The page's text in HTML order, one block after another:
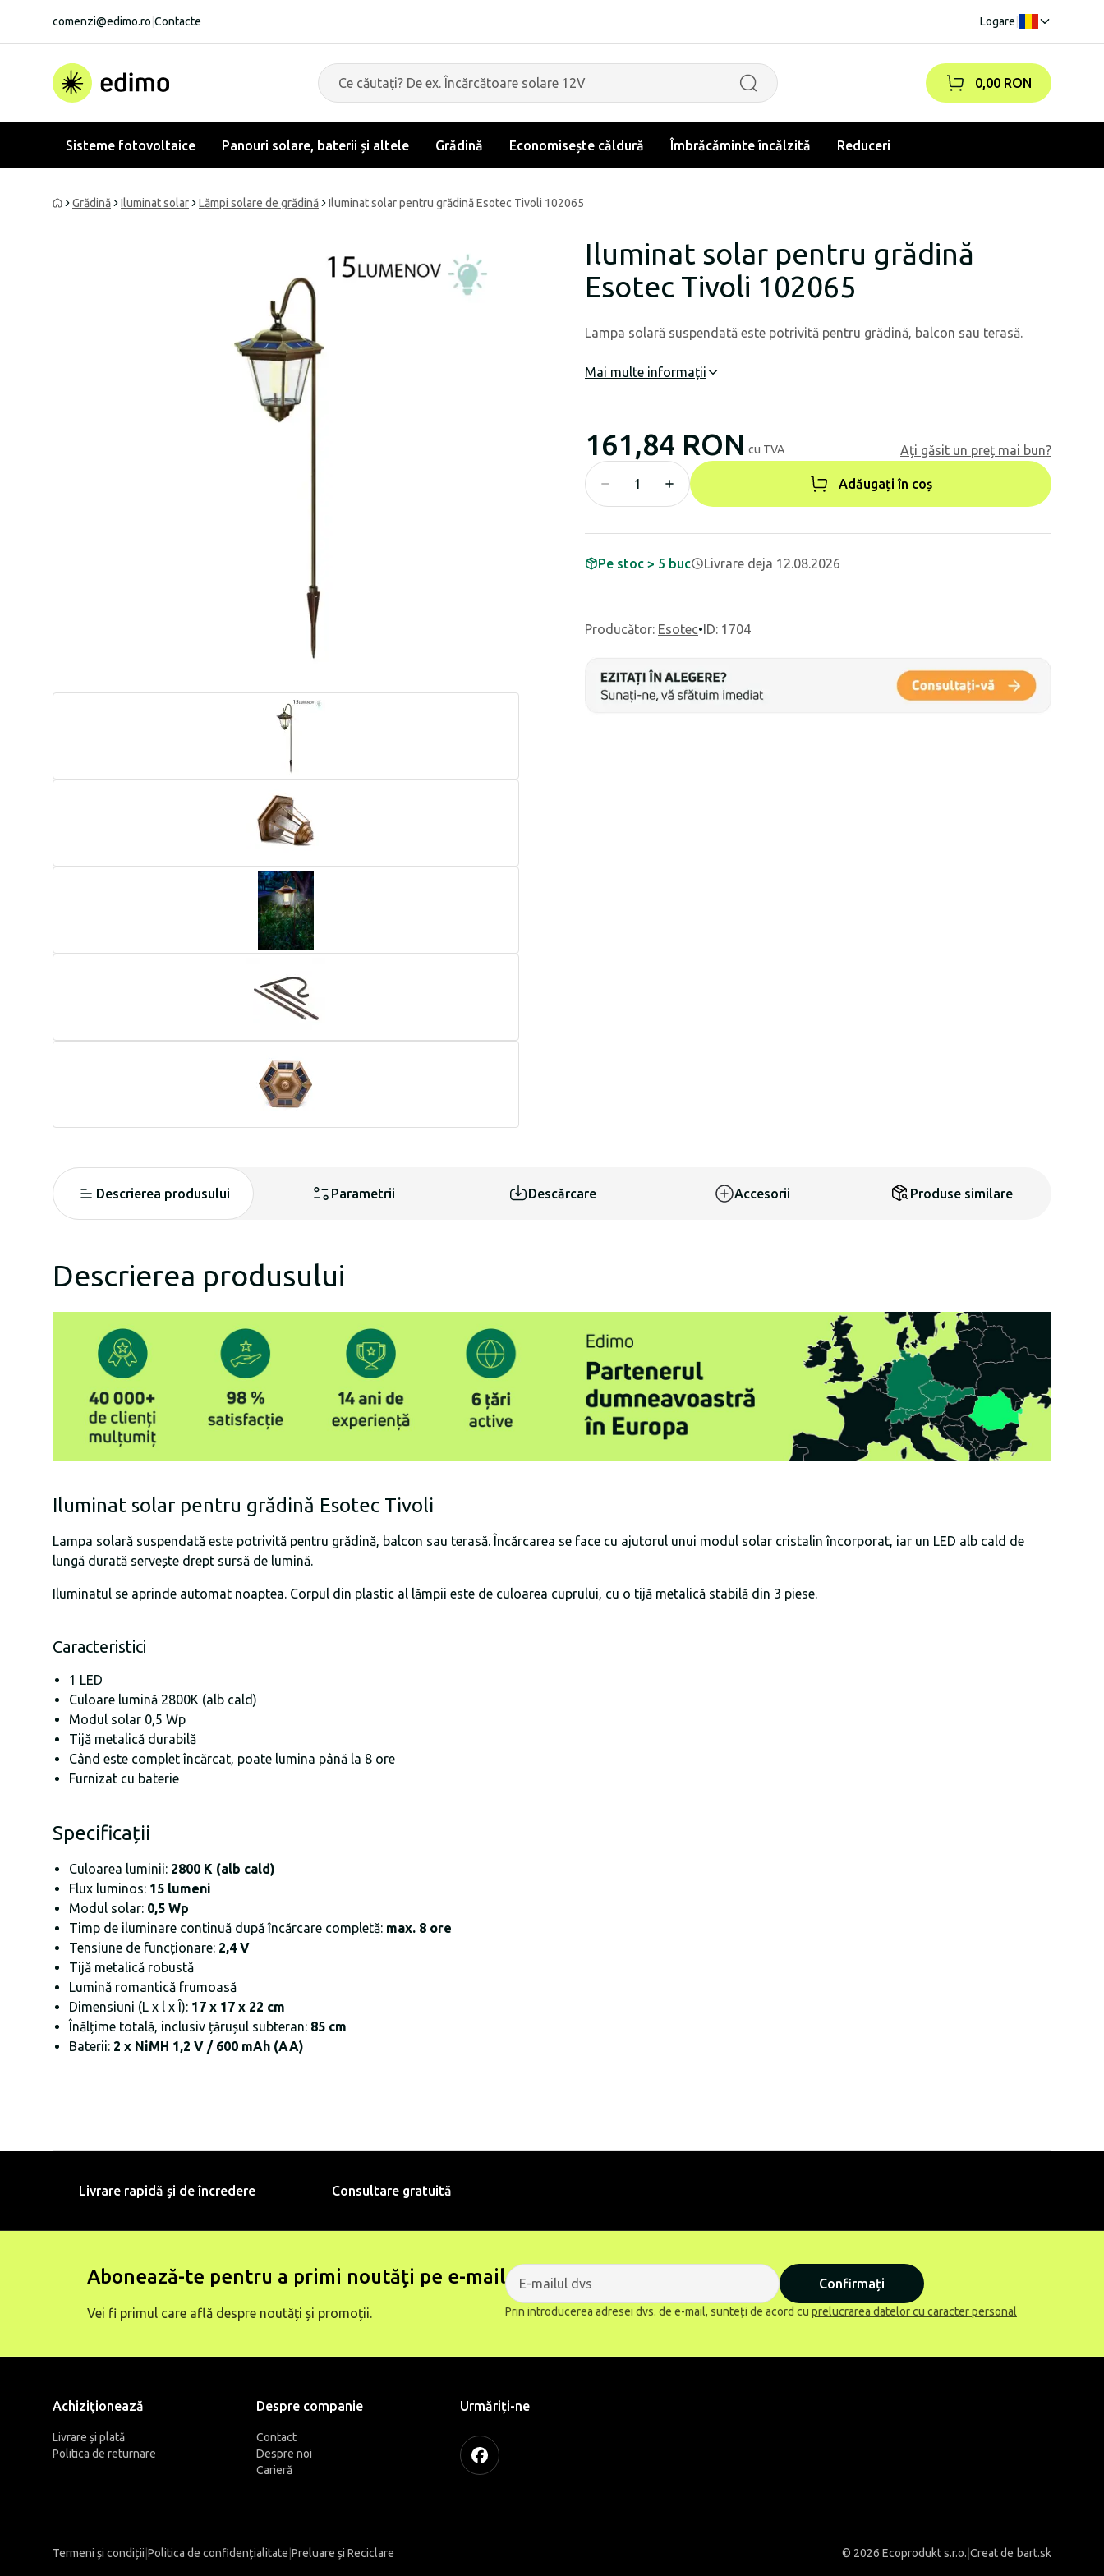
comenzi@edimo.ro Contacte Logare
0,00 RON
Sisteme fotovoltaice Panouri solare, baterii și altele Grădină Economisește căldură Îmbrăcăminte încălzită Reduceri
Grădină Iluminat solar Lămpi solare de grădină Iluminat solar pentru grădină Esotec Tivoli 102065
Iluminat solar pentru grădină
Esotec Tivoli 102065
Lampa solară suspendată este potrivită pentru grădină, balcon sau terasă.
Mai multe informații
161,84 RON cu TVA Ați găsit un preț mai bun?
Adăugați în coș
Pe stoc > 5 buc Livrare deja 12.08.2026
Producător: Esotec•ID: 1704
Descrierea produsului Parametrii Descărcare Accesorii Produse similare
Descrierea produsului
Iluminat solar pentru grădină Esotec Tivoli
Lampa solară suspendată este potrivită pentru grădină, balcon sau terasă. Încărcarea se face cu ajutorul unui modul solar cristalin încorporat, iar un LED alb cald de
lungă durată servește drept sursă de lumină.
Iluminatul se aprinde automat noaptea. Corpul din plastic al lămpii este de culoarea cuprului, cu o tijă metalică stabilă din 3 piese.
Caracteristici
1 LED
Culoare lumină 2800K (alb cald)
Modul solar 0,5 Wp
Tijă metalică durabilă
Când este complet încărcat, poate lumina până la 8 ore
Furnizat cu baterie
Specificații
Culoarea luminii: 2800 K (alb cald)
Flux luminos: 15 lumeni
Modul solar: 0,5 Wp
Timp de iluminare continuă după încărcare completă: max. 8 ore
Tensiune de funcționare: 2,4 V
Tijă metalică robustă
Lumină romantică frumoasă
Dimensiuni (L x l x Î): 17 x 17 x 22 cm
Înălțime totală, inclusiv țărușul subteran: 85 cm
Baterii: 2 x NiMH 1,2 V / 600 mAh (AA)
Livrare rapidă şi de încredere Consultare gratuită
Abonează-te pentru a primi noutăți pe e-mail
Vei fi primul care află despre noutăți și promoții.
Confirmați
Prin introducerea adresei dvs. de e-mail, sunteți de acord cu prelucrarea datelor cu caracter personal
Achiziţionează
Livrare și plată
Politica de returnare
Despre companie
Contact
Despre noi
Carieră
Urmăriți-ne
Termeni și condiții Politica de confidențialitate Preluare și Reciclare © 2026 Ecoprodukt s.r.o. Creat de bart.sk